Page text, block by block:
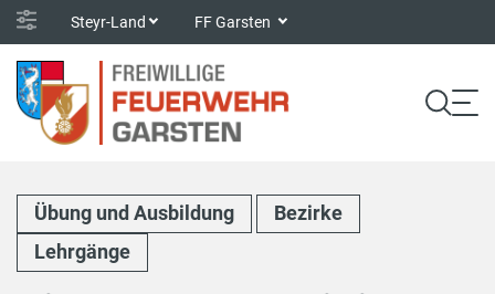
Steyr-Land FF Garsten
Übung und Ausbildung
Bezirke
Lehrgänge